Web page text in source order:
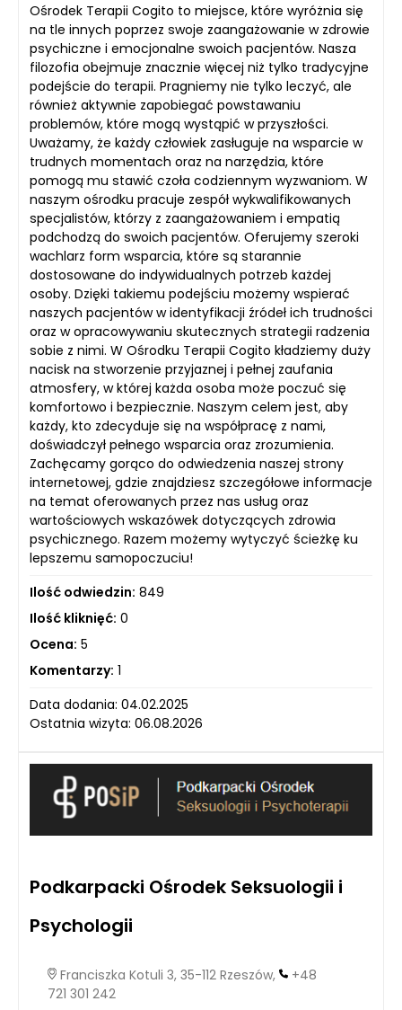
Ośrodek Terapii Cogito to miejsce, które wyróżnia się
na tle innych poprzez swoje zaangażowanie w zdrowie
psychiczne i emocjonalne swoich pacjentów. Nasza
filozofia obejmuje znacznie więcej niż tylko tradycyjne
podejście do terapii. Pragniemy nie tylko leczyć, ale
również aktywnie zapobiegać powstawaniu
problemów, które mogą wystąpić w przyszłości.
Uważamy, że każdy człowiek zasługuje na wsparcie w
trudnych momentach oraz na narzędzia, które
pomogą mu stawić czoła codziennym wyzwaniom. W
naszym ośrodku pracuje zespół wykwalifikowanych
specjalistów, którzy z zaangażowaniem i empatią
podchodzą do swoich pacjentów. Oferujemy szeroki
wachlarz form wsparcia, które są starannie
dostosowane do indywidualnych potrzeb każdej
osoby. Dzięki takiemu podejściu możemy wspierać
naszych pacjentów w identyfikacji źródeł ich trudności
oraz w opracowywaniu skutecznych strategii radzenia
sobie z nimi. W Ośrodku Terapii Cogito kładziemy duży
nacisk na stworzenie przyjaznej i pełnej zaufania
atmosfery, w której każda osoba może poczuć się
komfortowo i bezpiecznie. Naszym celem jest, aby
każdy, kto zdecyduje się na współpracę z nami,
doświadczył pełnego wsparcia oraz zrozumienia.
Zachęcamy gorąco do odwiedzenia naszej strony
internetowej, gdzie znajdziesz szczegółowe informacje
na temat oferowanych przez nas usług oraz
wartościowych wskazówek dotyczących zdrowia
psychicznego. Razem możemy wytyczyć ścieżkę ku
lepszemu samopoczuciu!
Ilość odwiedzin: 849
Ilość kliknięć: 0
Ocena: 5
Komentarzy: 1
Data dodania: 04.02.2025
Ostatnia wizyta: 06.08.2026
Podkarpacki Ośrodek Seksuologii i
Psychologii
Franciszka Kotuli 3, 35-112 Rzeszów,
+48
721 301 242